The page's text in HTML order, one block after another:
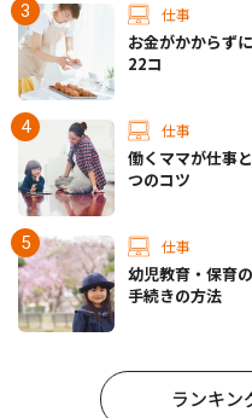
仕事
お金がかからず
22コ
仕事
働くママが仕事
つのコツ
仕事
幼児教育・保育
手続きの方法
ランキン